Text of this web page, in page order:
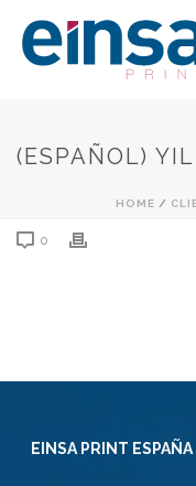
(ESPAÑOL)
HOME /
0
EINSA PRINT ESPAÑA